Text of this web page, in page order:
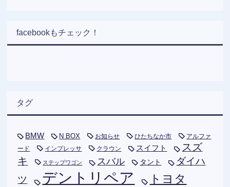
facebookもチェック！
タグ
BMW N BOX お知らせ ひたちなか市
アルファ
ード
インプレッサ クラウン スイフト
スズ
キ
ステップワゴン スバル タント
ダイハ
ツ
デントリペア
トヨタ